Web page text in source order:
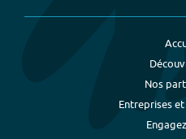
Nos
Entreprises